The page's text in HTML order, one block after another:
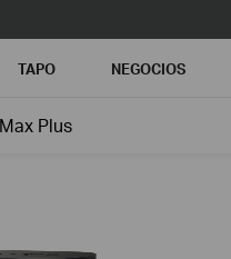
TAPO NEGOCIOS
Plus